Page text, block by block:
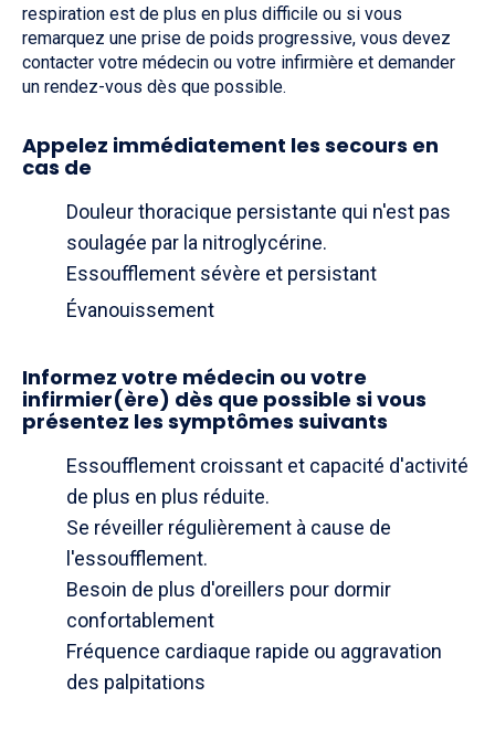
respiration est de plus en plus difficile ou si vous
remarquez une prise de poids progressive, vous devez
contacter votre médecin ou votre infirmière et demander
un rendez-vous dès que possible.
Appelez immédiatement les secours en
cas de
Douleur thoracique persistante qui n'est pas
soulagée par la nitroglycérine.
Essoufflement sévère et persistant
Évanouissement
Informez votre médecin ou votre
infirmier(ère) dès que possible si vous
présentez les symptômes suivants
Essoufflement croissant et capacité d'activité
de plus en plus réduite.
Se réveiller régulièrement à cause de
l'essoufflement.
Besoin de plus d'oreillers pour dormir
confortablement
Fréquence cardiaque rapide ou aggravation
des palpitations